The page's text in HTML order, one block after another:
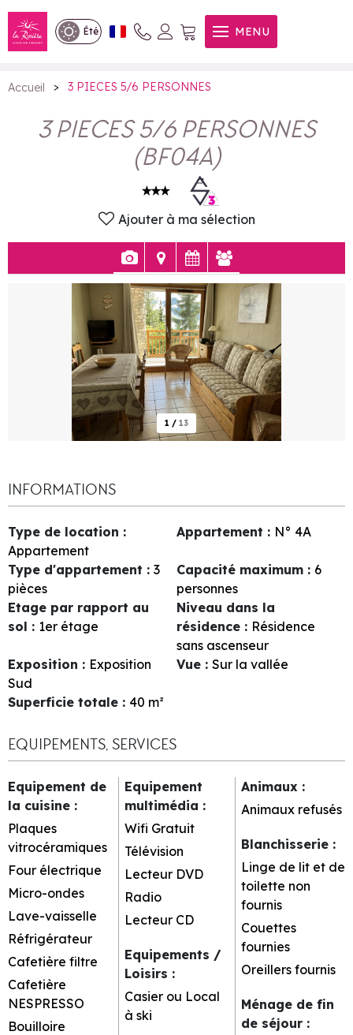
Été MENU
3 PIECES 5/6 PERSONNES
Accueil > 3 PIECES 5/6 PERSONNES
3 PIECES 5/6 PERSONNES
(BF04A)
Ajouter à ma sélection
1 / 13
INFORMATIONS
Type de location :
Appartement
Appartement : N° 4A
Type d'appartement : 3
pièces
Capacité maximum : 6
personnes
Etage par rapport au
sol : 1er étage
Niveau dans la
résidence : Résidence
sans ascenseur
Exposition : Exposition
Sud
Vue : Sur la vallée
Superficie totale : 40 m²
EQUIPEMENTS, SERVICES
Equipement de
la cuisine :
Plaques
vitrocéramiques
Four électrique
Micro-ondes
Lave-vaisselle
Réfrigérateur
Cafetière filtre
Cafetière
NESPRESSO
Bouilloire
Equipement
multimédia :
Wifi Gratuit
Télévision
Lecteur DVD
Radio
Lecteur CD
Equipements /
Loisirs :
Casier ou Local
à ski
Animaux :
Animaux refusés
Blanchisserie :
Linge de lit et de
toilette non
fournis
Couettes
fournies
Oreillers fournis
Ménage de fin
de séjour :